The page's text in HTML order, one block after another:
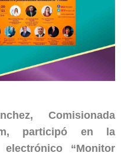
Comisionada
participó en la
“Monitor